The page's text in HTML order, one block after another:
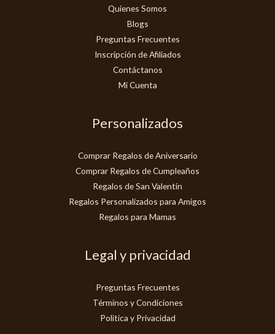
Quienes Somos
Blogs
Preguntas Frecuentes
Inscripción de Afiliados
Contáctanos
Mi Cuenta
Personalizados
Comprar Regalos de Aniversario
Comprar Regalos de Cumpleaños
Regalos de San Valentín
Regalos Personalizados para Amigos
Regalos para Mamas
Legal y privacidad
Preguntas Frecuentes
Términos y Condiciones
Politica y Privacidad